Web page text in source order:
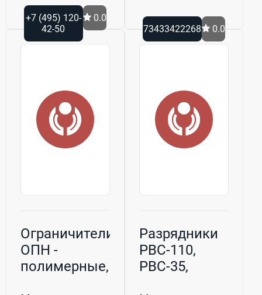
+7 (495) 120-
42-50
0.0
73433422268 0.0
Ограничители
ОПН -
полимерные,
Разрядники
РВС-110,
РВС-35,